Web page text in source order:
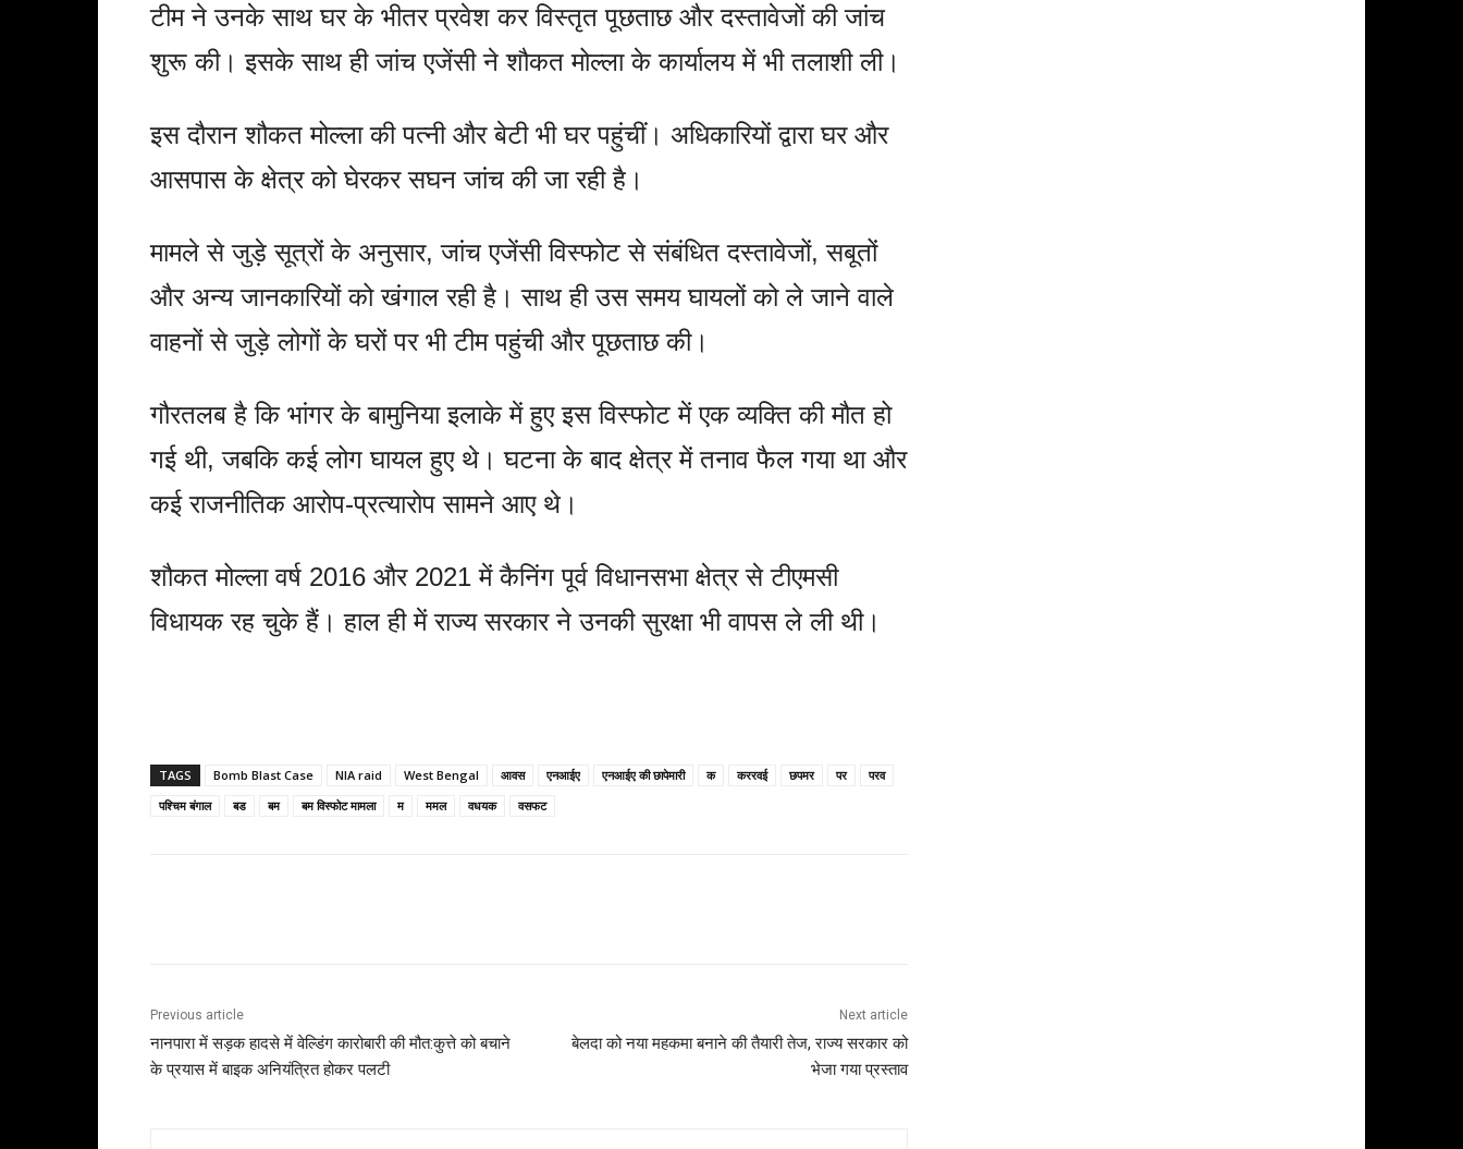
टीम ने उनके साथ घर के भीतर प्रवेश कर विस्तृत पूछताछ और दस्तावेजों की जांच
शुरू की। इसके साथ ही जांच एजेंसी ने शौकत मोल्ला के कार्यालय में भी तलाशी ली।
इस दौरान शौकत मोल्ला की पत्नी और बेटी भी घर पहुंचीं। अधिकारियों द्वारा घर और
आसपास के क्षेत्र को घेरकर सघन जांच की जा रही है।
मामले से जुड़े सूत्रों के अनुसार, जांच एजेंसी विस्फोट से संबंधित दस्तावेजों, सबूतों
और अन्य जानकारियों को खंगाल रही है। साथ ही उस समय घायलों को ले जाने वाले
वाहनों से जुड़े लोगों के घरों पर भी टीम पहुंची और पूछताछ की।
गौरतलब है कि भांगर के बामुनिया इलाके में हुए इस विस्फोट में एक व्यक्ति की मौत हो
गई थी, जबकि कई लोग घायल हुए थे। घटना के बाद क्षेत्र में तनाव फैल गया था और
कई राजनीतिक आरोप-प्रत्यारोप सामने आए थे।
शौकत मोल्ला वर्ष 2016 और 2021 में कैनिंग पूर्व विधानसभा क्षेत्र से टीएमसी
विधायक रह चुके हैं। हाल ही में राज्य सरकार ने उनकी सुरक्षा भी वापस ले ली थी।
TAGS Bomb Blast Case NIA raid West Bengal आवस एनआईए एनआईए की छापेमारी क कररवई छपमर पर
परव
पश्चिम बंगाल
बड बम बम विस्फोट मामला म ममल वधयक वसफट
Previous article
नानपारा में सड़क हादसे में वेल्डिंग कारोबारी की मौत:कुत्ते को बचाने
के प्रयास में बाइक अनियंत्रित होकर पलटी
Next article
बेलदा को नया महकमा बनाने की तैयारी तेज, राज्य सरकार को
भेजा गया प्रस्ताव